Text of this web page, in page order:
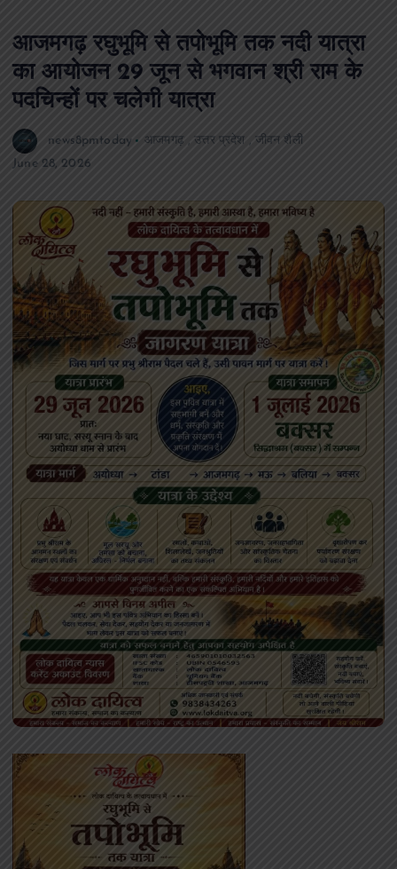
आजमगढ़ रघुभूमि से तपोभूमि तक नदी यात्रा
का आयोजन 29 जून से भगवान श्री राम के
पदचिन्हों पर चलेगी यात्रा
news8pmtoday आजमगढ़,उत्तर प्रदेश , जीवन शैली
June 28, 2026